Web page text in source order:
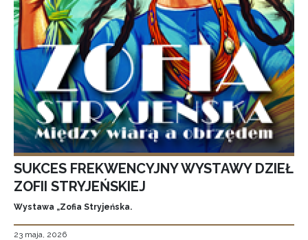
SUKCES FREKWENCYJNY WYSTAWY DZIEŁ
ZOFII STRYJEŃSKIEJ
Wystawa „Zofia Stryjeńska.
23 maja, 2026